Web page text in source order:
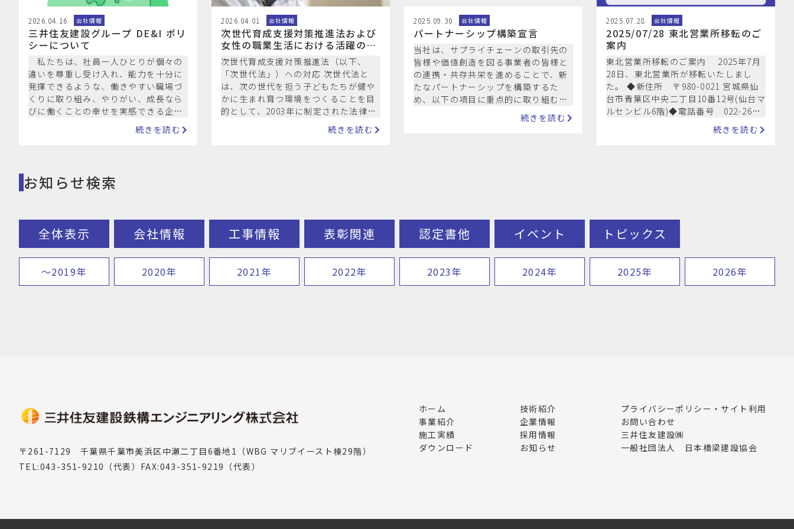
2026.04.16 会社情報
三井住友建設グループ DE&I ポリ
シーについて
私たちは、社員一人ひとりが個々の
違いを尊重し受け入れ、能力を十分に
発揮できるような、働きやすい職場づ
くりに取り組み、やりがい、成長なら
びに働くことの幸せを実感できる企業
グループを目指します。 DE&I を実践
続きを読む
2026.04.01 会社情報
次世代育成支援対策推進法および
女性の職業生活における活躍の推
進に関する法律に基づく一般事業
主行動計画
次世代育成支援対策推進法（以下、
「次世代法」）への対応 次世代法と
は、次の世代を担う子どもたちが健や
かに生まれ育つ環境をつくることを目
的として、2003年に制定された法律
で、2035年3月31日までの時限立法で
続きを読む
2025.09.30 会社情報
パートナーシップ構築宣言
当社は、サプライチェーンの取引先の
皆様や価値創造を図る事業者の皆様と
の連携・共存共栄を進めることで、新
たなパートナーシップを構築するた
め、以下の項目に重点的に取り組むこ
とを宣言します。 １．サプライチェー
続きを読む
2025.07.28 会社情報
2025/07/28 東北営業所移転のご
案内
東北営業所移転のご案内 2025年7月
28日、東北営業所が移転いたしまし
た。 ◆新住所 〒980-0021 宮城県仙
台市青葉区中央二丁目10番12号(仙台マ
ルセンビル6階)◆電話番号 022-262-
続きを読む
お知らせ検索
全体表示 会社情報 工事情報 表彰関連 認定書他 イベント トピックス
〜2019年 2020年 2021年 2022年 2023年 2024年 2025年 2026年
〒261-7129千葉県千葉市美浜区中瀬二丁目6番地1 （WBG マリブイースト棟29階）
TEL:043-351-9210（代表） FAX:043-351-9219（代表）
ホーム
事業紹介
施工実績
ダウンロード
技術紹介
企業情報
採用情報
お知らせ
プライバシーポリシー・サイト利用
お問い合わせ
三井住友建設㈱
一般社団法人 日本橋梁建設協会